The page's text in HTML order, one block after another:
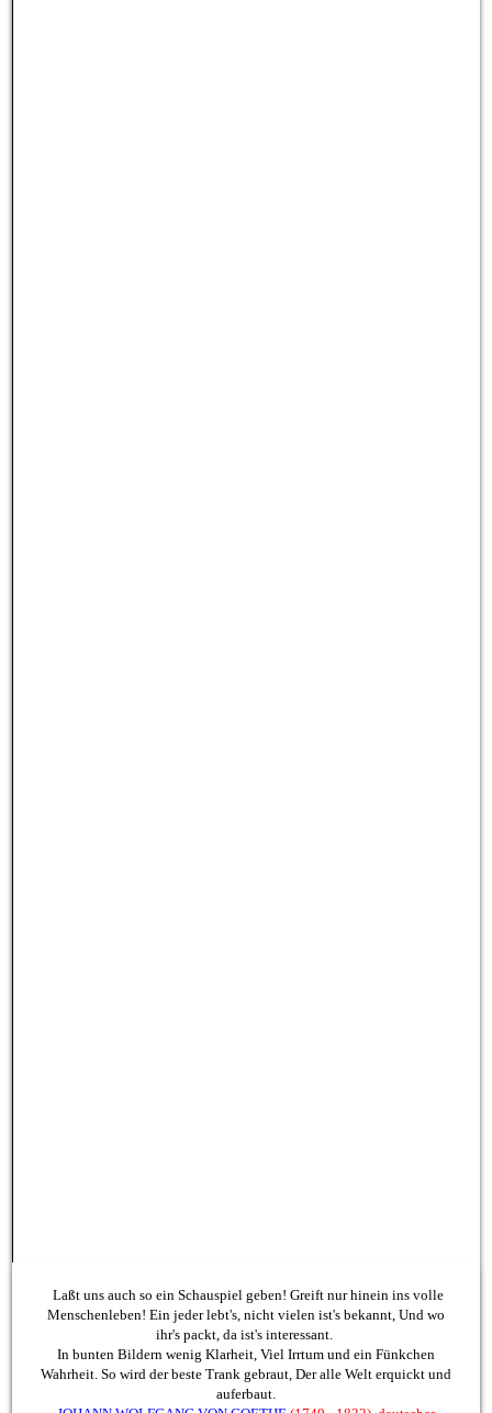
Laßt uns auch so ein Schauspiel geben! Greift nur hinein ins volle
Menschenleben! Ein jeder lebt's, nicht vielen ist's bekannt, Und wo
ihr's packt, da ist's interessant.
In bunten Bildern wenig Klarheit, Viel Irrtum und ein Fünkchen
Wahrheit. So wird der beste Trank gebraut, Der alle Welt erquickt und
auferbaut.